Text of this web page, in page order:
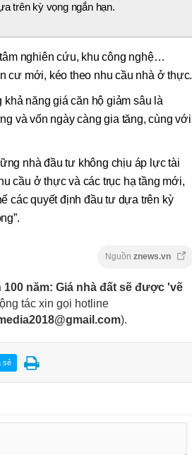
trên kỳ vọng ngắn hạn.
nghiên cứu, khu công nghệ…
cư mới, kéo theo nhu cầu nhà ở thực.
năng giá căn hộ giảm sâu là
và vốn ngày càng gia tăng, cùng với
nhà đầu tư không chịu áp lực tài
cầu ở thực và các trục hạ tầng mới,
các quyết định đầu tư dựa trên kỳ
Nguồn znews.vn
năm: Giá nhà đất sẽ được 'vẽ
tác xin gọi hotline
).
sẻ